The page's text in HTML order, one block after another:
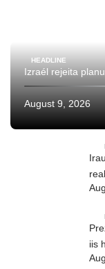
HEADLINE
Izraél rejeita
August 9, 2026
iis